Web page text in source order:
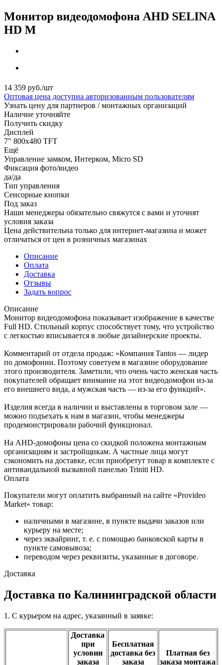
Монитор видеодомофона AHD SELINA
HD M
14 359 руб./шт
Оптовая цена доступна авторизованным пользователям
Узнать цену для партнеров / монтажных организаций
Наличие уточняйте
Получить скидку
Дисплей
7" 800x480 TFT
Ещё
Управление замком, Интерком, Micro SD
Фиксация фото/видео
да/да
Тип управления
Сенсорные кнопки
Под заказ
Наши менеджеры обязательно свяжутся с вами и уточнят
условия заказа
Цена действительна только для интернет-магазина и может
отличаться от цен в розничных магазинах
Описание
Оплата
Доставка
Отзывы
Задать вопрос
Описание
Монитор видеодомофона показывает изображение в качестве
Full HD. Стильный корпус способствует тому, что устройство
с легкостью вписывается в любые дизайнерские проекты.
Комментарий от отдела продаж: «Компания Tantos — лидер
по домофонии. Поэтому советуем в магазине оборудование
этого производителя. Заметили, что очень часто женская часть
покупателей обращает внимание на этот видеодомофон из-за
его внешнего вида, а мужская часть — из-за его функций».
Изделия всегда в наличии и выставлены в торговом зале —
можно подъехать к нам в магазин, чтобы менеджеры
продемонстрировали рабочий функционал.
На AHD-домофоны цена со скидкой положена монтажным
организациям и застройщикам. А частные лица могут
сэкономить на доставке, если приобретут товар в комплекте с
антивандальной вызывной панелью Triniti HD.
Оплата
Покупатели могут оплатить выбранный на сайте «Provideo
Market» товар:
наличными в магазине, в пункте выдачи заказов или
курьеру на месте;
через эквайринг, т. е. с помощью банковской карты в
пункте самовывоза;
переводом через реквизиты, указанные в договоре.
Доставка
Доставка по Калининградской области
1. С курьером на адрес, указанный в заявке:
Доставка
при
условии
заказа
Бесплатная
доставка без
заказа
Платная без
заказа монтажа